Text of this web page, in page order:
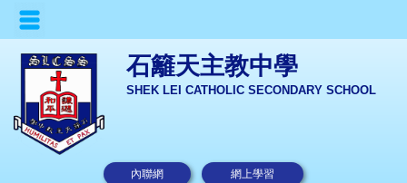
石籬天主教中學
SHEK LEI CATHOLIC SECONDARY SCHOOL
內聯網 網上學習